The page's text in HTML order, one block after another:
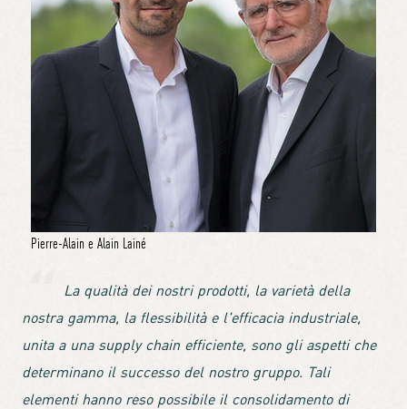
Pierre-Alain e Alain Lainé
La qualità dei nostri prodotti, la varietà della
nostra gamma, la flessibilità e l'efficacia industriale,
unita a una supply chain efficiente, sono gli aspetti che
determinano il successo del nostro gruppo. Tali
elementi hanno reso possibile il consolidamento di